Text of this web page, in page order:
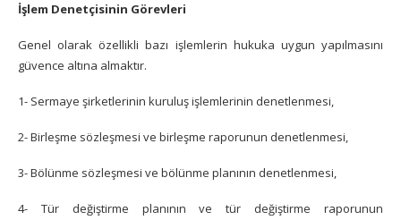
İşlem Denetçisinin Görevleri
Genel olarak özellikli bazı işlemlerin hukuka uygun yapılmasını
güvence altına almaktır.
1- Sermaye şirketlerinin kuruluş işlemlerinin denetlenmesi,
2- Birleşme sözleşmesi ve birleşme raporunun denetlenmesi,
3- Bölünme sözleşmesi ve bölünme planının denetlenmesi,
4- Tür değiştirme planının ve tür değiştirme raporunun